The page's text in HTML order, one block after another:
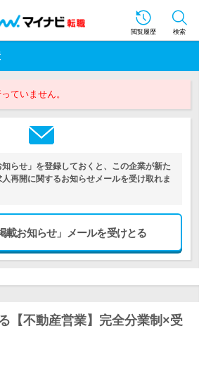
閲覧履歴 検索
ていません。
らせ」を登録しておくと、この企業が新た
再開に関するお知らせメールを受け取れま
載お知らせ」メールを受けとる
【不動産営業】完全分業制×受